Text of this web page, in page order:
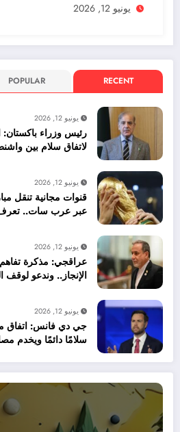
يونيو 12, 2026
RECENT
POPULAR
يونيو 12, 2026
رئيس وزراء باكستان:
لاتفاق سلام بين
يونيو 12, 2026
عبر عرب سات.. تعرف
يونيو 12, 2026
عراقجي: مذكرة
الإنجاز.. وندعو لوقف
يونيو 12, 2026
جي دي فانس: اتفاق
سلامًا دائمًا ويخدم